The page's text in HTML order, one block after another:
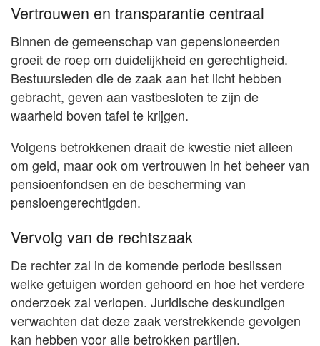
Vertrouwen en transparantie centraal
Binnen de gemeenschap van gepensioneerden
groeit de roep om duidelijkheid en gerechtigheid.
Bestuursleden die de zaak aan het licht hebben
gebracht, geven aan vastbesloten te zijn de
waarheid boven tafel te krijgen.
Volgens betrokkenen draait de kwestie niet alleen
om geld, maar ook om vertrouwen in het beheer van
pensioenfondsen en de bescherming van
pensioengerechtigden.
Vervolg van de rechtszaak
De rechter zal in de komende periode beslissen
welke getuigen worden gehoord en hoe het verdere
onderzoek zal verlopen. Juridische deskundigen
verwachten dat deze zaak verstrekkende gevolgen
kan hebben voor alle betrokken partijen.